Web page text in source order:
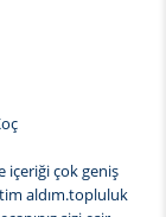
içeriği çok geniş
aldım.topluluk